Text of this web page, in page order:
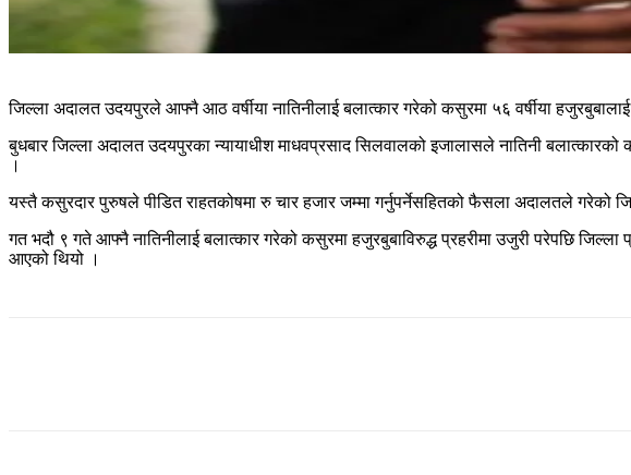
जिल्ला अदालत उदयपुरले आफ्नै आठ वर्षीया नातिनीलाई बलात्कार गरेको कसुरमा ५६ वर्षीया
बुधबार जिल्ला अदालत उदयपुरका न्यायाधीश माधवप्रसाद सिलवालको इजालासले नातिनी
।
यस्तै कसुरदार पुरुषले पीडित राहतकोषमा रु चार हजार जम्मा गर्नुपर्नेसहितको फैसला अदालतले गरेको
गत भदौ ९ गते आफ्नै नातिनीलाई बलात्कार गरेको कसुरमा हजुरबुबाविरुद्ध प्रहरीमा उजुरी परेपछि जिल्ला
आएको थियो ।